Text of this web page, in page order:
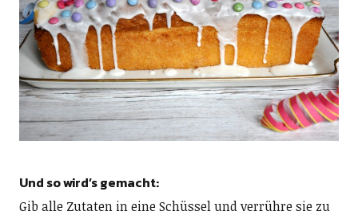
Und so wird’s gemacht:
Gib alle Zutaten in eine Schüssel und verrühre sie zu